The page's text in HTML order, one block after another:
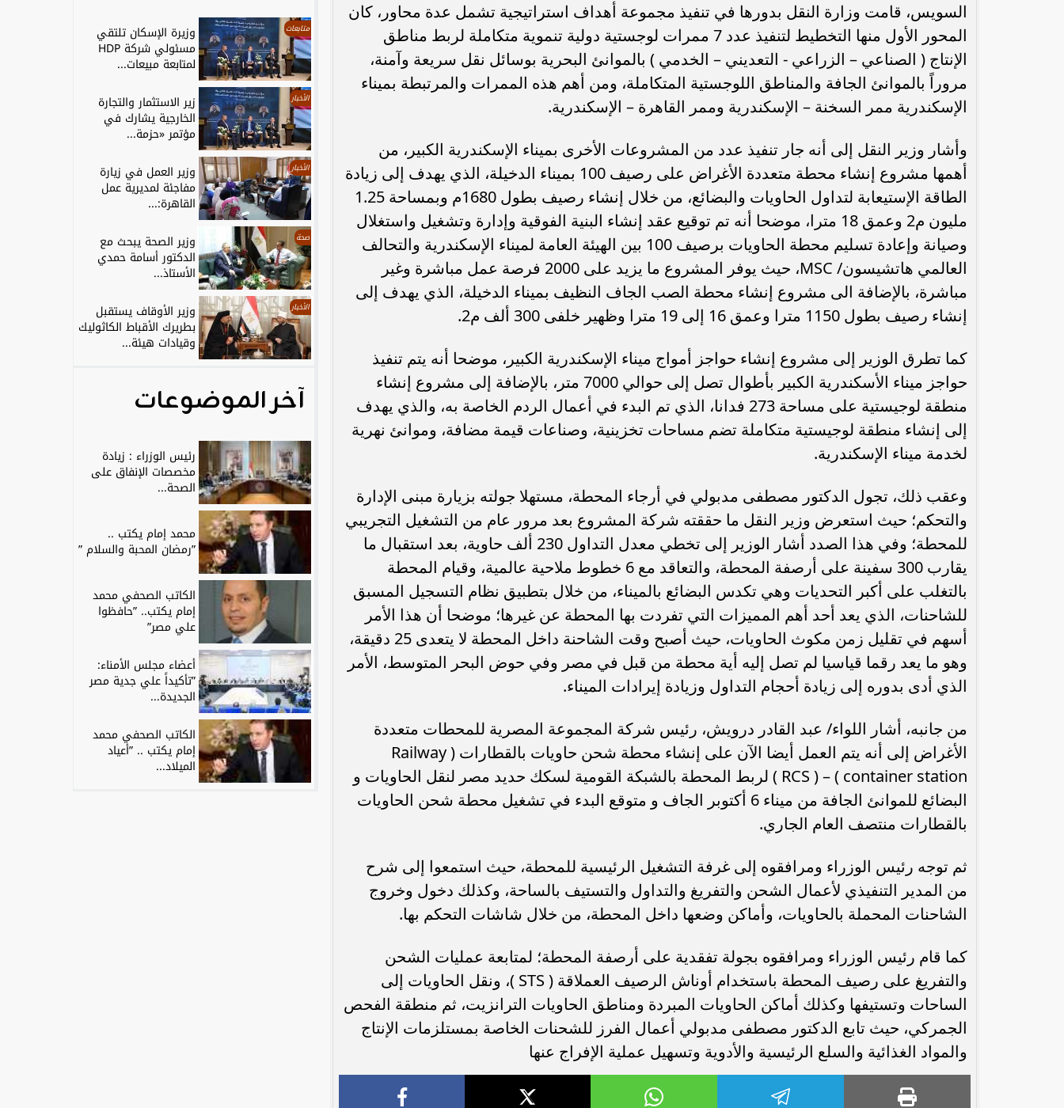
السويس، قامت وزارة النقل بدورها في تنفيذ مجموعة أهداف استراتيجية تشمل عدة محاور، كان
المحور الأول منها التخطيط لتنفيذ عدد 7 ممرات لوجستية دولية تنموية متكاملة لربط مناطق
الإنتاج ( الصناعي – الزراعي - التعديني – الخدمي ) بالموانئ البحرية بوسائل نقل سريعة وآمنة،
مروراً بالموانئ الجافة والمناطق اللوجستية المتكاملة، ومن أهم هذه الممرات والمرتبطة بميناء
الإسكندرية ممر السخنة – الإسكندرية وممر القاهرة – الإسكندرية.
وأشار وزير النقل إلى أنه جار تنفيذ عدد من المشروعات الأخرى بميناء الإسكندرية الكبير، من
أهمها مشروع إنشاء محطة متعددة الأغراض على رصيف 100 بميناء الدخيلة، الذي يهدف إلى زيادة
الطاقة الإستيعابة لتداول الحاويات والبضائع، من خلال إنشاء رصيف بطول 1680م وبمساحة 1.25
مليون م2 وعمق 18 مترا، موضحا أنه تم توقيع عقد إنشاء البنية الفوقية وإدارة وتشغيل واستغلال
وصيانة وإعادة تسليم محطة الحاويات برصيف 100 بين الهيئة العامة لميناء الإسكندرية والتحالف
العالمي هاتشيسون/ MSC، حيث يوفر المشروع ما يزيد على 2000 فرصة عمل مباشرة وغير
مباشرة، بالإضافة الى مشروع إنشاء محطة الصب الجاف النظيف بميناء الدخيلة، الذي يهدف إلى
إنشاء رصيف بطول 1150 مترا وعمق 16 إلى 19 مترا وظهير خلفى 300 ألف م2.
كما تطرق الوزير إلى مشروع إنشاء حواجز أمواج ميناء الإسكندرية الكبير، موضحا أنه يتم تنفيذ
حواجز ميناء الأسكندرية الكبير بأطوال تصل إلى حوالي 7000 متر، بالإضافة إلى مشروع إنشاء
منطقة لوجيستية على مساحة 273 فدانا، الذي تم البدء في أعمال الردم الخاصة به، والذي يهدف
إلى إنشاء منطقة لوجيستية متكاملة تضم مساحات تخزينية، وصناعات قيمة مضافة، وموانئ نهرية
لخدمة ميناء الإسكندرية.
وعقب ذلك، تجول الدكتور مصطفى مدبولي في أرجاء المحطة، مستهلا جولته بزيارة مبنى الإدارة
والتحكم؛ حيث استعرض وزير النقل ما حققته شركة المشروع بعد مرور عام من التشغيل التجريبي
للمحطة؛ وفي هذا الصدد أشار الوزير إلى تخطي معدل التداول 230 ألف حاوية، بعد استقبال ما
يقارب 300 سفينة على أرصفة المحطة، والتعاقد مع 6 خطوط ملاحية عالمية، وقيام المحطة
بالتغلب على أكبر التحديات وهي تكدس البضائع بالميناء، من خلال بتطبيق نظام التسجيل المسبق
للشاحنات، الذي يعد أحد أهم المميزات التي تفردت بها المحطة عن غيرها؛ موضحا أن هذا الأمر
أسهم في تقليل زمن مكوث الحاويات، حيث أصبح وقت الشاحنة داخل المحطة لا يتعدى 25 دقيقة،
وهو ما يعد رقما قياسيا لم تصل إليه أية محطة من قبل في مصر وفي حوض البحر المتوسط، الأمر
الذي أدى بدوره إلى زيادة أحجام التداول وزيادة إيرادات الميناء.
من جانبه، أشار اللواء/ عبد القادر درويش، رئيس شركة المجموعة المصرية للمحطات متعددة
الأغراض إلى أنه يتم العمل أيضا الآن على إنشاء محطة شحن حاويات بالقطارات ( Railway
container station ) – ( RCS ) لربط المحطة بالشبكة القومية لسكك حديد مصر لنقل الحاويات و
البضائع للموانئ الجافة من ميناء 6 أكتوبر الجاف و متوقع البدء في تشغيل محطة شحن الحاويات
بالقطارات منتصف العام الجاري.
ثم توجه رئيس الوزراء ومرافقوه إلى غرفة التشغيل الرئيسية للمحطة، حيث استمعوا إلى شرح
من المدير التنفيذي لأعمال الشحن والتفريغ والتداول والتستيف بالساحة، وكذلك دخول وخروج
الشاحنات المحملة بالحاويات، وأماكن وضعها داخل المحطة، من خلال شاشات التحكم بها.
كما قام رئيس الوزراء ومرافقوه بجولة تفقدية على أرصفة المحطة؛ لمتابعة عمليات الشحن
والتفريغ على رصيف المحطة باستخدام أوناش الرصيف العملاقة ( STS )، ونقل الحاويات إلى
الساحات وتستيفها وكذلك أماكن الحاويات المبردة ومناطق الحاويات الترانزيت، ثم منطقة الفحص
الجمركي، حيث تابع الدكتور مصطفى مدبولي أعمال الفرز للشحنات الخاصة بمستلزمات الإنتاج
والمواد الغذائية والسلع الرئيسية والأدوية وتسهيل عملية الإفراج عنها
متابعات وزيرة الإسكان تلتقي
مسئولي شركة HDP
لمتابعة مبيعات...
الأخبار زير الاستثمار والتجارة
الخارجية يشارك في
مؤتمر «حزمة...
الأخبار وزير العمل في زيارة
مفاجئة لمديرية عمل
القاهرة:...
صحة وزير الصحة يبحث مع
الدكتور أسامة حمدي
الأستاذ...
الأخبار وزير الأوقاف يستقبل
بطريرك الأقباط الكاثوليك
وقيادات هيئة...
آخر الموضوعات
رئيس الوزراء : زيادة
مخصصات الإنفاق على
الصحة...
محمد إمام يكتب ..
”رمضان المحبة والسلام ”
الكاتب الصحفي محمد
إمام يكتب.. ”حافظوا
علي مصر”
أعضاء مجلس الأمناء:
”تأكيداً علي جدية مصر
الجديدة...
الكاتب الصحفي محمد
إمام يكتب .. ”أعياد
الميلاد...